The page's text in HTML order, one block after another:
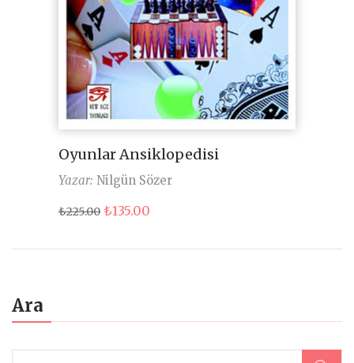
Ara
Oyunlar Ansiklopedisi
Yazar: Nilgün Sözer
₺225.00 Orijinal
₺135.00
₺135.00.